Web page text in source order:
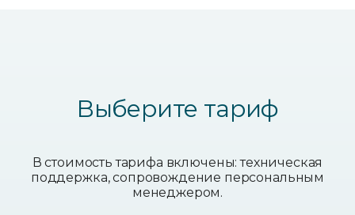
Выберите тариф
В стоимость тарифа включены: техническая
поддержка, сопровождение персональным
менеджером.